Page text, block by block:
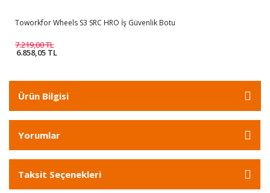
Toworkfor Wheels S3 SRC HRO İş Güvenlik Botu
7.219,00 TL
6.858,05 TL
Ürün Bilgisi
Yorumlar
Taksit Seçenekleri